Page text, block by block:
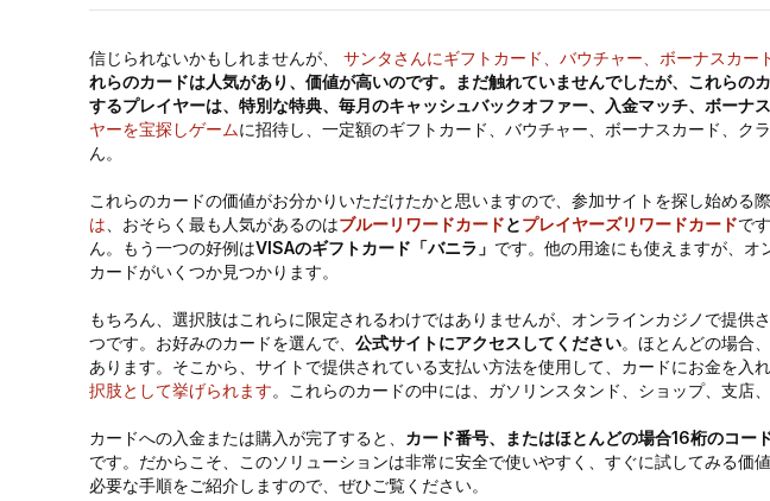
信じられないかもしれませんが、 サンタさんにギフトカード、バウチャー、ボーナスカー
れらのカードは人気があり、価値が高いのです。まだ触れていませんでしたが、これら
するプレイヤーは、特別な特典、毎月のキャッシュバックオファー、入金マッチ、ボーナ
ヤーを宝探しゲームに招待し、一定額のギフトカード、バウチャー、ボーナスカード、
ん。
これらのカードの価値がお分かりいただけたかと思いますので、参加サイトを探し始める
は 、おそらく最も人気があるのはブルーリワードカードとプレイヤーズリワードカードで
ん。もう一つの好例はVISAのギフトカード「バニラ」 です。他の用途にも使えますが、オ
カードがいくつか見つかります。
もちろん、選択肢はこれらに限定されるわけではありませんが、オンラインカジノで提
つです。お好みのカードを選んで、 公式サイトにアクセスしてください。ほとんどの場合
あります。そこから、サイトで提供されている支払い方法を使用して、カードにお金を入
択肢として挙げられます。これらのカードの中には、ガソリンスタンド、ショップ、支店
カードへの入金または購入が完了すると、 カード番号、またはほとんどの場合16桁のコー
です。だからこそ、このソリューションは非常に安全で使いやすく、すぐに試してみる
必要な手順をご紹介しますので、ぜひご覧ください。